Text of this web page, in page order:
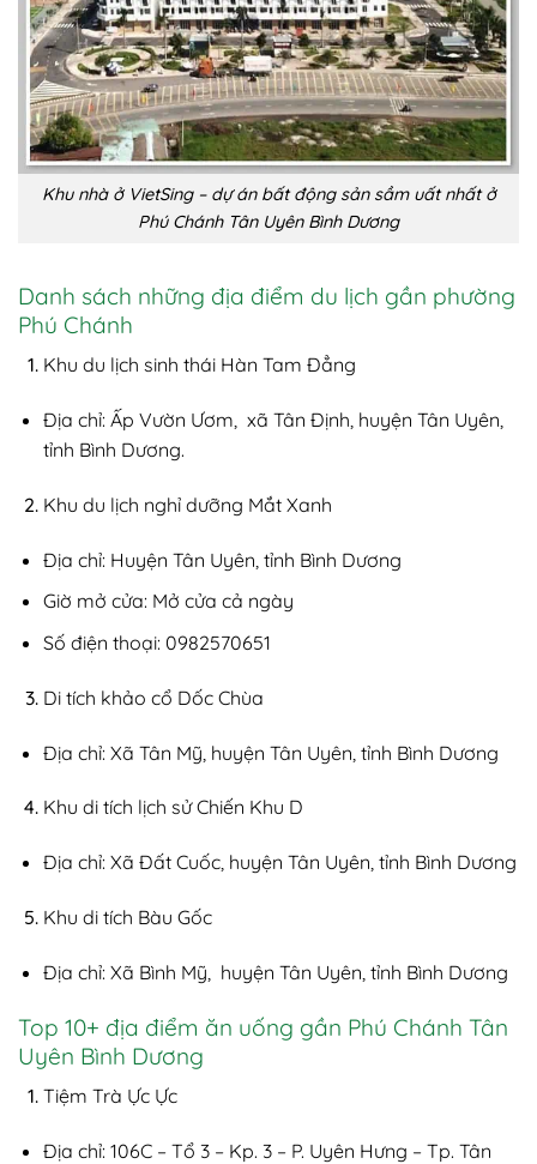
Khu nhà ở VietSing – dự án bất động sản sầm uất nhất ở
Phú Chánh Tân Uyên Bình Dương
Danh sách những địa điểm du lịch gần phường
Phú Chánh
Khu du lịch sinh thái Hàn Tam Đẳng
Địa chỉ: Ấp Vườn Ươm, xã Tân Định, huyện Tân Uyên,
tỉnh Bình Dương.
Khu du lịch nghỉ dưỡng Mắt Xanh
Địa chỉ: Huyện Tân Uyên, tỉnh Bình Dương
Giờ mở cửa: Mở cửa cả ngày
Số điện thoại: 0982570651
Di tích khảo cổ Dốc Chùa
Địa chỉ: Xã Tân Mỹ, huyện Tân Uyên, tỉnh Bình Dương
Khu di tích lịch sử Chiến Khu D
Địa chỉ: Xã Đất Cuốc, huyện Tân Uyên, tỉnh Bình Dương
Khu di tích Bàu Gốc
Địa chỉ: Xã Bình Mỹ, huyện Tân Uyên, tỉnh Bình Dương
Top 10+ địa điểm ăn uống gần Phú Chánh Tân
Uyên Bình Dương
Tiệm Trà Ực Ực
Địa chỉ: 106C – Tổ 3 – Kp. 3 – P. Uyên Hưng – Tp. Tân